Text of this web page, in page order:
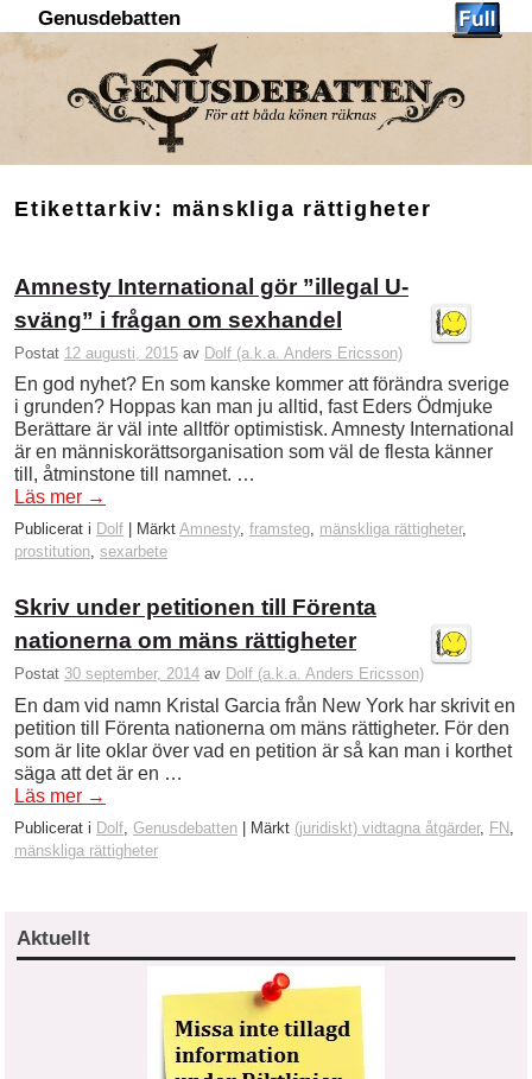
Genusdebatten
Etikettarkiv: mänskliga rättigheter
Amnesty International gör ”illegal U-
sväng” i frågan om sexhandel
Postat 12 augusti, 2015 av Dolf (a.k.a. Anders Ericsson)
En god nyhet? En som kanske kommer att förändra sverige
i grunden? Hoppas kan man ju alltid, fast Eders Ödmjuke
Berättare är väl inte alltför optimistisk. Amnesty International
är en människorättsorganisation som väl de flesta känner
till, åtminstone till namnet. …
Läs mer →
Publicerat i Dolf Märkt Amnesty, framsteg, mänskliga rättigheter,
prostitution, sexarbete
Skriv under petitionen till Förenta
nationerna om mäns rättigheter
Postat 30 september, 2014 av Dolf (a.k.a. Anders Ericsson)
En dam vid namn Kristal Garcia från New York har skrivit en
petition till Förenta nationerna om mäns rättigheter. För den
som är lite oklar över vad en petition är så kan man i korthet
säga att det är en …
Läs mer →
Publicerat i Dolf Genusdebatten Märkt (juridiskt) vidtagna åtgärder, FN
mänskliga rättigheter
Aktuellt